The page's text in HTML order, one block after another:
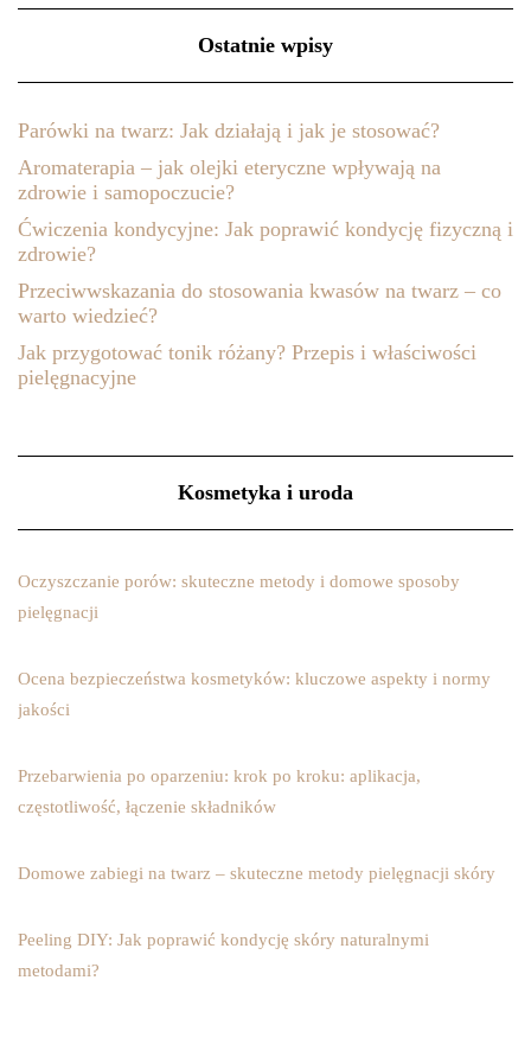
Ostatnie wpisy
Parówki na twarz: Jak działają i jak je stosować?
Aromaterapia – jak olejki eteryczne wpływają na
zdrowie i samopoczucie?
Ćwiczenia kondycyjne: Jak poprawić kondycję fizyczną i
zdrowie?
Przeciwwskazania do stosowania kwasów na twarz – co
warto wiedzieć?
Jak przygotować tonik różany? Przepis i właściwości
pielęgnacyjne
Kosmetyka i uroda
Oczyszczanie porów: skuteczne metody i domowe sposoby
pielęgnacji
Ocena bezpieczeństwa kosmetyków: kluczowe aspekty i normy
jakości
Przebarwienia po oparzeniu: krok po kroku: aplikacja,
częstotliwość, łączenie składników
Domowe zabiegi na twarz – skuteczne metody pielęgnacji skóry
Peeling DIY: Jak poprawić kondycję skóry naturalnymi
metodami?